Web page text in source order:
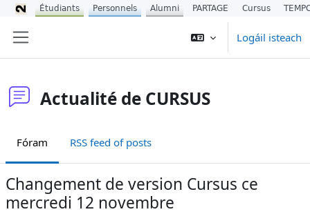
Logáil isteach
Actualité de CURSUS
Fóram RSS feed of posts
Changement de version Cursus ce
mercredi 12 novembre
Étudiants Personnels Alumni PARTAGE Cursus